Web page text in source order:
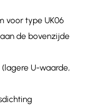
voor type UK06
de bovenzijde
U-waarde,